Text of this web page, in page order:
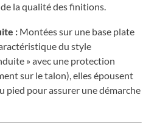
la qualité des finitions.
: Montées sur une base plate
du style
» avec une protection
sur le talon), elles épousent
pied pour assurer une démarche